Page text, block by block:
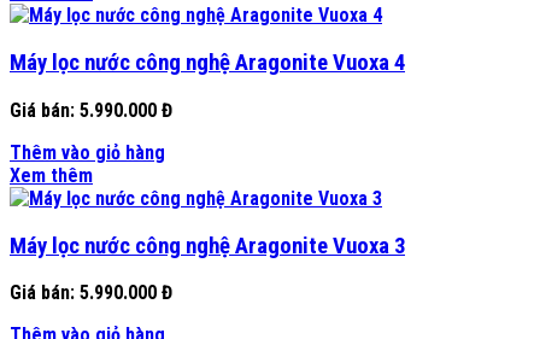
Máy lọc nước công nghệ Aragonite Vuoxa 4
Giá bán: 5.990.000 Đ
Thêm vào giỏ hàng
Xem thêm
Máy lọc nước công nghệ Aragonite Vuoxa 3
Giá bán: 5.990.000 Đ